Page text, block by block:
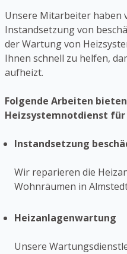
Unsere Mitarbeiter haben
Instandsetzung von
der Wartung von
Ihnen schnell zu helfen,
aufheizt.
Folgende Arbeiten
Heizsystemnotdienst
Instandsetzung
Wir reparieren die
Wohnräumen in
Heizanlagenwartung
Unsere